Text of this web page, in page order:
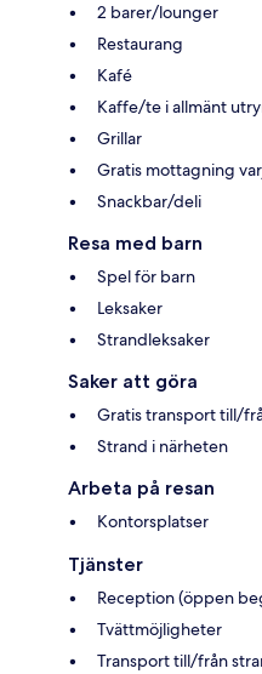
2 barer/lounger
Restaurang
Kafé
Kaffe/te i allmänt
Grillar
Gratis mottagning
Snackbar/deli
Resa med barn
Spel för barn
Leksaker
Strandleksaker
Saker att göra
Gratis transport till/
Strand i närheten
Arbeta på resan
Kontorsplatser
Tjänster
Reception (öppen
Tvättmöjligheter
Transport till/från